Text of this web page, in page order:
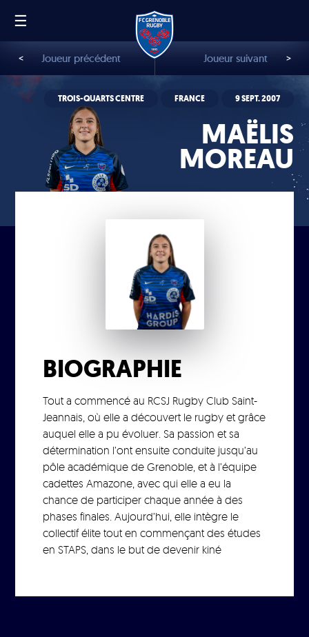
☰
TROIS-QUARTS CENTRE FRANCE 9 SEPT. 2007
MAËLIS
MOREAU
< Joueur précédent Joueur suivant >
BIOGRAPHIE
Tout a commencé au RCSJ Rugby Club Saint-
Jeannais, où elle a découvert le rugby et grâce
auquel elle a pu évoluer. Sa passion et sa
détermination l’ont ensuite conduite jusqu’au
pôle académique de Grenoble, et à l’équipe
cadettes Amazone, avec qui elle a eu la
chance de participer chaque année à des
phases finales. Aujourd’hui, elle intègre le
collectif élite tout en commençant des études
en STAPS, dans le but de devenir kiné